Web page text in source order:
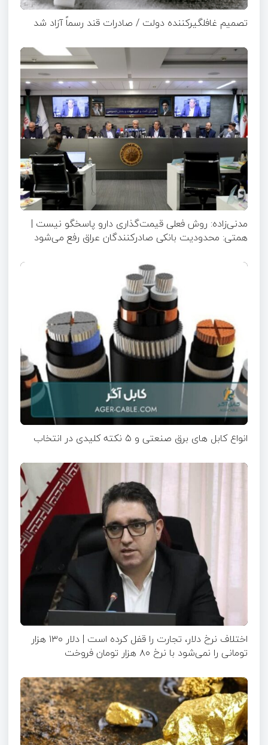
تصمیم غافلگیرکننده دولت / صادرات قند رسماً آزاد شد
مدنی‌زاده: روش فعلی قیمت‌گذاری دارو پاسخگو نیست |
همتی: محدودیت بانکی صادرکنندگان عراق رفع می‌شود
انواع کابل های برق صنعتی و ۵ نکته کلیدی در انتخاب
اختلاف نرخ دلار، تجارت را قفل کرده است | دلار ۱۳۰ هزار
تومانی را نمی‌شود با نرخ ۸۰ هزار تومان فروخت